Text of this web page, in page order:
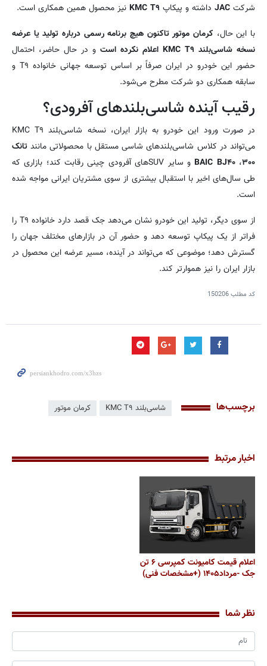
شرکت JAC داشته و پیکاپ KMC T۹ نیز محصول همین همکاری است.
با این حال، کرمان موتور تاکنون هیچ برنامه رسمی درباره تولید یا عرضه
نسخه شاسی‌بلند KMC T۹ اعلام نکرده است
و در حال حاضر، احتمال
حضور این خودرو در ایران صرفاً بر اساس توسعه جهانی خانواده T۹ و
سابقه همکاری دو شرکت مطرح می‌شود.
رقیب آینده شاسی‌بلندهای آفرودی؟
در صورت ورود این خودرو به بازار ایران، نسخه شاسی‌بلند KMC T۹
می‌تواند در کلاس شاسی‌بلندهای شاسی مستقل با محصولاتی مانند تانک
۳۰۰،BAIC BJ۴۰
و سایر SUVهای آفرودی چینی رقابت کند؛ بازاری که
طی سال‌های اخیر با استقبال بیشتری از سوی مشتریان ایرانی مواجه شده
است.
از سوی دیگر، تولید این خودرو نشان می‌دهد جک قصد دارد خانواده T۹ را
فراتر از یک پیکاپ توسعه دهد و حضور آن در بازارهای مختلف جهان را
گسترش دهد؛ موضوعی که می‌تواند در آینده، مسیر عرضه این محصول در
بازار ایران را نیز هموارتر کند.
کد مطلب150206
برچسب‌ها شاسی‌بلند KMC T۹ کرمان موتور
اخبار مرتبط
اعلام قیمت کامیونت کمپرسی ۶ تن
جک -مرداد۱۴۰۵ (+مشخصات فنی)
نظر شما